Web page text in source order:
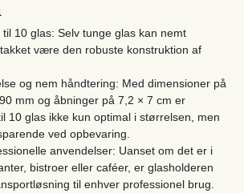
til 10 glas: Selv tunge glas kan nemt
være den robuste konstruktion af
og nem håndtering: Med dimensioner på
mm og åbninger på 7,2 × 7 cm er
10 glas ikke kun optimal i størrelsen, men
ved opbevaring.
anvendelser: Uanset om det er i
bistroer eller caféer, er glasholderen
til enhver professionel brug.